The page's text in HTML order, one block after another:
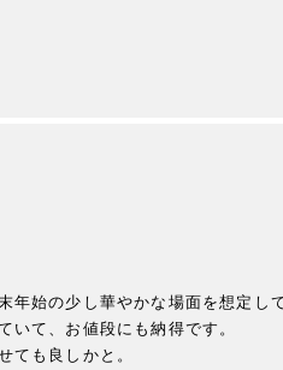
始の少し華やかな場面を想定し
いて、お値段にも納得です。
ても良しかと。